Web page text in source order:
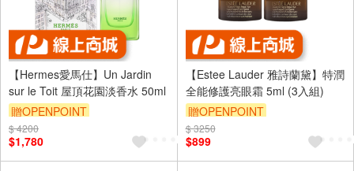
【Hermes愛馬仕】Un Jardin
sur le Toit 屋頂花園淡香水 50ml
贈OPENPOINT
訂單滿 2000 元折抵 100元
（運費不算在 2000 元的範圍
內）
$ 4200
$1,780
【Estee Lauder 雅詩蘭黛】特潤
全能修護亮眼霜 5ml (3入組)
贈OPENPOINT
訂單滿 2000 元折抵 100元
（運費不算在 2000 元的範圍
內）
$ 3250
$899